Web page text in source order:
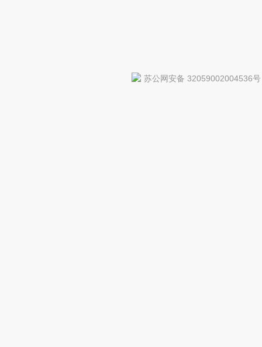
苏公网安备 32059002004536号